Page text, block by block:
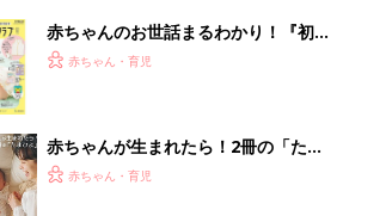
になるまで、育児に役立つ情報がいっ
ぱい！
夫婦で予習する 出産の教科書